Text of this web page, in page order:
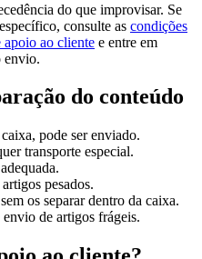
do que improvisar. Se
consulte as condições
ao cliente e entre em
envio.
do conteúdo
pode ser enviado.
transporte especial.
pesados.
os separar dentro da caixa.
de artigos frágeis.